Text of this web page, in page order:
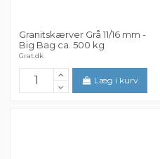
Granitskærver Grå 11/16 mm -
Big Bag ca. 500 kg
Grat.dk
Læg i kurv